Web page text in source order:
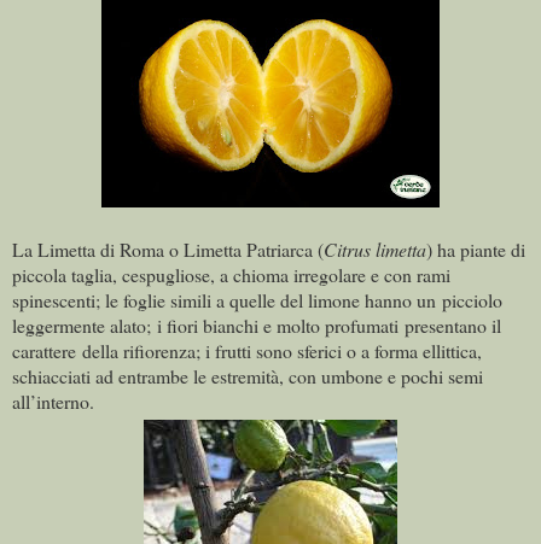
La Limetta di Roma o Limetta Patriarca (Citrus limetta) ha piante di
piccola taglia, cespugliose, a chioma irregolare e con rami
spinescenti; le foglie simili a quelle del limone hanno un picciolo
leggermente alato; i fiori bianchi e molto profumati presentano il
carattere della rifiorenza; i frutti sono sferici o a forma ellittica,
schiacciati ad entrambe le estremità, con umbone e pochi semi
all’interno.